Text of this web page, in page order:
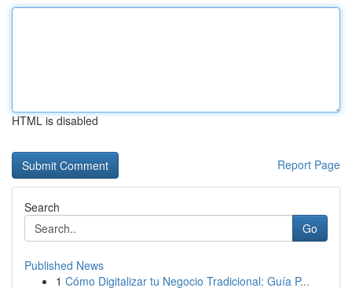
HTML is disabled
Report Page
Search
Go
Published News
1 Cómo Digitalizar tu Negocio Tradicional: Guía P...